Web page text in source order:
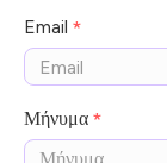
Email
Μήνυμα